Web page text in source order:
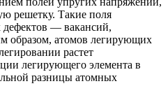
решетку. Такие поля
дефектов — вакансий,
образом, атомов легирующих
растет
легирующего элемента в
разницы атомных